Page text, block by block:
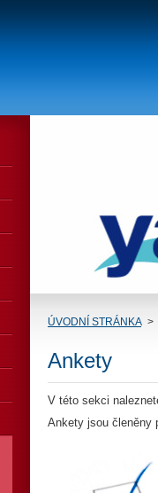
ÚVODNÍ STRÁNKA >
Ankety
V této sekci
Ankety jsou členěny